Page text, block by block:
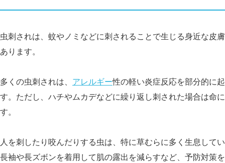
虫刺されは、蚊やノミなどに刺されることで生じる身近な皮
あります。
多くの虫刺されは、 アレルギー性の軽い炎症反応を部分的に
す。ただし、ハチやムカデなどに繰り返し刺された場合は命
す。
人を刺したり咬んだりする虫は、特に草むらに多く生息して
長袖や長ズボンを着用して肌の露出を減らすなど、予防対策